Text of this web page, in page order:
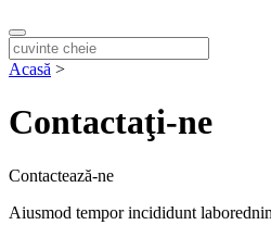
Acasă >
Contactaţi-ne
Contactează-ne
Aiusmod tempor incididunt